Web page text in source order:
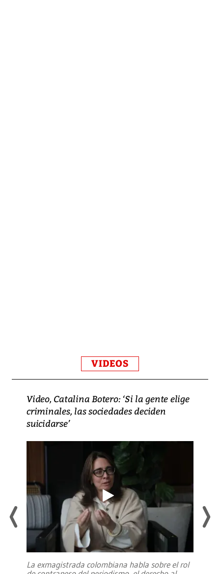
VIDEOS
Video, Catalina Botero: ‘Si la gente elige
criminales, las sociedades deciden
suicidarse’
La exmagistrada colombiana habla sobre el rol